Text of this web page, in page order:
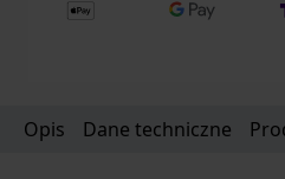
Opis Dane techniczne